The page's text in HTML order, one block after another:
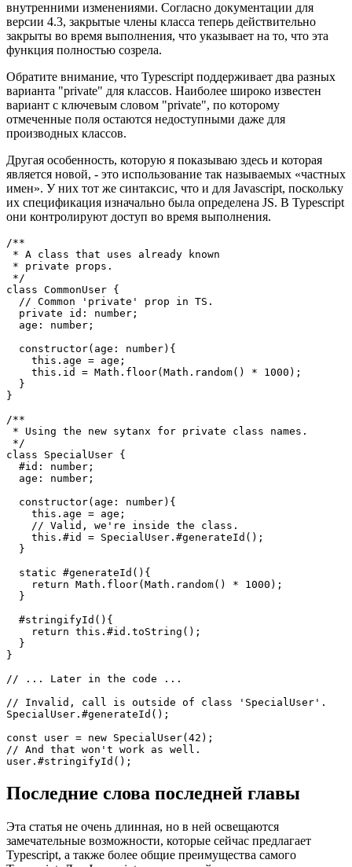
Да, вы правильно прочитали: статические переменные, как и
функции, также могут быть закрытыми, что означает, что они
могут вызываться только внутри членов класса. Эта функция
была добавлена в Typescript версии 4.3 вместе с дальнейшими
версии 4.3, закрытые члены класса теперь действительно
закрыты во время выполнения, что указывает на то, что эта
функция полностью созрела.
Обратите внимание, что Typescript поддерживает два разных
вариант с ключевым словом "private", по которому
отмеченные поля остаются недоступными даже для
производных классов.
Другая особенность, которую я показываю здесь и которая
имен». У них тот же синтаксис, что и для Javascript, поскольку
их спецификация изначально была определена JS. В Typescript
они контролируют доступ во время выполнения.
/**
* A class that uses already known
* private props.
class CommonUser {
  // Common 'private' prop in TS.
  private id: number;
  age: number;
    this.age = age;
    this.id = Math.floor(Math.random() * 1000);
  }
}
/**
* Using the new sytanx for private class names.
*/
class SpecialUser {
  #id: number;
  age: number;
    this.age = age;
    // Valid, we're inside the class.
    this.#id = SpecialUser.#generateId();
  static #generateId(){
    return Math.floor(Math.random() * 1000);
  }
  #stringifyId(){
  }
}
// ... Later in the code ...
// Invalid, call is outside of class 'SpecialUser'.
SpecialUser.#generateId();
const user = new SpecialUser(42);
// And that won't work as well.
Последние слова последней главы